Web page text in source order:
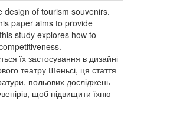
of tourism souvenirs.
paper aims to provide
study explores how to
їх застосування в дизайні
театру Шеньсі, ця стаття
польових досліджень
щоб підвищити їхню